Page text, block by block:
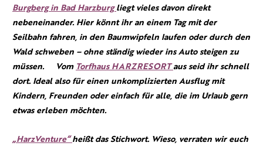
Burgberg in Bad Harzburgliegt vieles davon direkt
nebeneinander. Hier könnt ihr an einem Tag mit der
Seilbahn fahren, in den Baumwipfeln laufen oder durch den
Wald schweben – ohne ständig wieder ins Auto steigen zu
müssen. Vom Torfhaus HARZRESORTaus seid ihr schnell
dort. Ideal also für einen unkomplizierten Ausflug mit
Kindern, Freunden oder einfach für alle, die im Urlaub gern
etwas erleben möchten.
„HarzVenture“heißt das Stichwort. Wieso, verraten wir euch